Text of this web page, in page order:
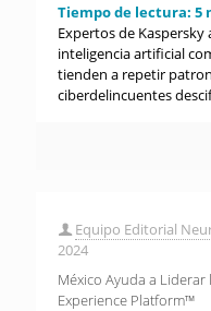
Tiempo de lectura: 5
Expertos de
inteligencia artificial
tienden a repetir
ciberdelincuentes
Equipo Editorial
2024
México Ayuda a
Experience Platform™